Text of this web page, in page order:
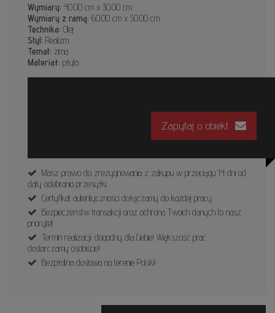
Wymiary: 40.00 cm x 30.00 cm
Wymiary z ramą: 60.00 cm x 50.00 cm
Technika: Olej
Styl: Realizm
Temat: zima
Materiał: płyta
Zapytaj o obiekt
Masz prawo do zrezygnowania z zakupu w przeciągu 14 dni od
daty odebrania przesyłki.
Certyfikat autentyczności dołączamy do każdej pracy.
Bezpieczeństw transakcji oraz ochrona Twoich danych to nasz
priorytet.
Termin realizacji: dogodny dla Ciebie! Większość prac
dostarczamy osobiście!
Bezpłatna dostawa na terenie Polski!